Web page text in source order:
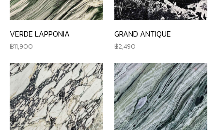
VERDE LAPPONIA
11,900
GRAND ANTIQUE
2,490